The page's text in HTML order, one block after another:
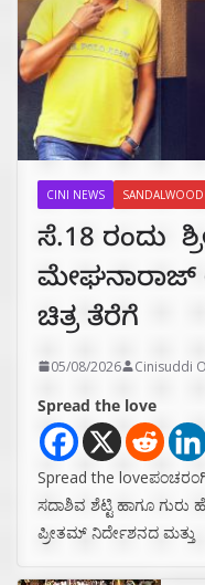
CINI NEWS SANDALWOOD
ಸೆ.18 ರಂದು
ಚಿತ್ರ ತೆರೆಗೆ
05/08/2026 Cinisuddi
Spread the love
Spread the
ಸದಾಶಿವ ಶೆಟ್ಟಿ ಹಾಗೂ ಗುರು
ಪ್ರೀತಮ್ ನಿರ್ದೇಶನದ ಮತ್ತು